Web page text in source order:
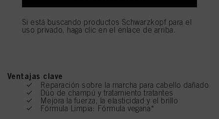
RESCUE+: FORMULADO
PARA CABELLO DAÑADO.
Ventajas clave
Reparación sobre la marcha para cabello dañado
Dúo de champú y tratamiento tratantes
Mejora la fuerza, la elasticidad y el brillo
Fórmula Limpia: Fórmula vegana*
Si está buscando productos Schwarzkopf para el
uso privado, haga clic en el enlace de arriba.
"Cookies, píxeles, huellas dactilares y tecnologías similares"). Puede retirar su
las cookies en nuestro sitio web en "Configuración de cookies" vinculado en el
pie de página. Para obtener más información con respecto a las cookies
utilizadas en este sitio web, especialmente su período de almacenamiento,
tratamiento de sus datos / el uso de cookies y permitirlas para uno o más de
los fines mencionados anteriormente. Al hacer clic en "Aceptar todo", usted
acepta el uso de cookies, así como el tratamiento de sus datos personales
para todos los fines antes mencionados. Si hace clic en "Rechazar", soólo se
utilizarán las cookies que sean técnicamente necesarias para proporcionarle